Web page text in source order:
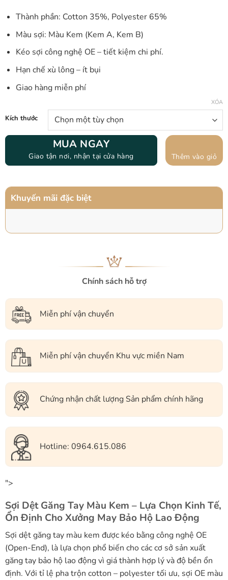
Thành phần: Cotton 35%, Polyester 65%
Màu sợi: Màu Kem (Kem A, Kem B)
Kéo sợi công nghệ OE – tiết kiệm chi phí.
Hạn chế xù lông – ít bụi
Giao hàng miễn phí
Kích thước
XÓA
MUA NGAY
Giao tận nơi, nhận tại cửa hàng Thêm vào giỏ
Khuyến mãi đặc biệt
Chính sách hỗ trợ
Miễn phí vận chuyển
Miễn phí vận chuyển Khu vực miền Nam
Chứng nhận chất lượng Sản phẩm chính hãng
Hotline: 0964.615.086
">
Sợi Dệt Găng Tay Màu Kem – Lựa Chọn Kinh Tế,
Ổn Định Cho Xưởng May Bảo Hộ Lao Động
Sợi dệt găng tay màu kem được kéo bằng công nghệ OE
(Open-End), là lựa chọn phổ biến cho các cơ sở sản xuất
găng tay bảo hộ lao động vì giá thành hợp lý và độ bền ổn
định. Với tỉ lệ pha trộn cotton – polyester tối ưu, sợi OE màu